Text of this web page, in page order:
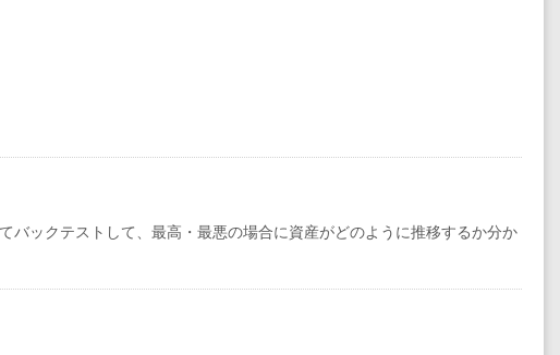
ックテストして、最高・最悪の場合に資産がどのように推移するか分か